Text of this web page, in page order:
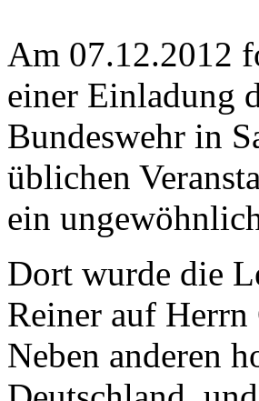
Am 07.12.2012
einer Einladung
Bundeswehr in
üblichen
ein
Dort wurde die
Reiner auf Herrn
Neben anderen